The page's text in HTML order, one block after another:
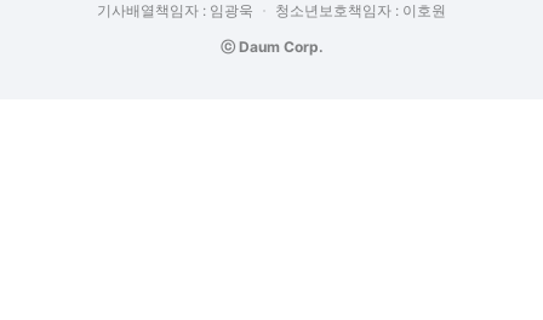
기사배열책임자 : 임광욱
청소년보호책임자 : 이호원
ⓒ Daum Corp.